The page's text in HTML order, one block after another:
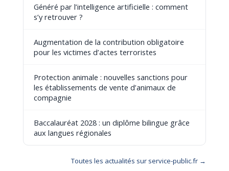
Généré par l’intelligence artificielle : comment
s’y retrouver ?
Augmentation de la contribution obligatoire
pour les victimes d’actes terroristes
Protection animale : nouvelles sanctions pour
les établissements de vente d’animaux de
compagnie
Baccalauréat 2028 : un diplôme bilingue grâce
aux langues régionales
Toutes les actualités sur service-public.fr →